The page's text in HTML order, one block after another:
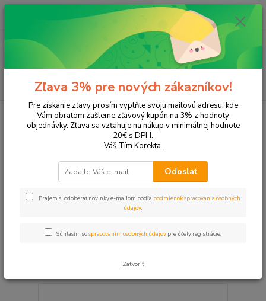
Hľadať
ks
za 0,00 EUR
Tonery a náplne do tlačiarní Hewlett Packard
HP Color LaserJet
Color LaserJet Pro MFP M476
Color LaserJet Pro MFP M476
Upresniť parametre
strana
Zľava 3% pre nových zákazníkov!
Pre získanie zľavy prosím vyplňte svoju mailovú adresu, kde
Vám obratom zašleme zľavový kupón na 3% z hodnoty
objednávky. Zľava sa vzťahuje na nákup v minimálnej hodnote
20€ s DPH.
Váš Tím Korekta.
Odoslať
Prajem si odoberať novinky e-mailom podľa podmienok spracovania osobných
údajov.
Súhlasím sospracovaním osobných údajov pre účely registrácie.
Zatvoriť